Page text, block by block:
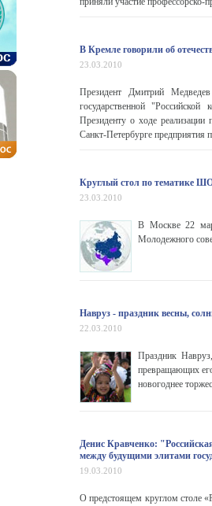
В Кремле говорили об
23.03.2010
Президент Дмитрий
государственной
Президенту о ходе реализации
Санкт-Петербурге предприятия
Круглый стол по тематике
23.03.2010
В Москве 22
Молодежного
Навруз - праздник весны,
22.03.2010
Праздник
превращающих
новогоднее
Денис Кравченко:
между будущими элитами
19.03.2010
О предстоящем круглом столе